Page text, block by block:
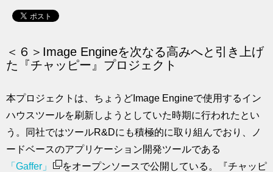
＜６＞Image Engineを次なる高みへと引き上げ
た『チャッピー』プロジェクト
本プロジェクトは、ちょうどImage Engineで使用するイン
ハウスツールを刷新しようとしていた時期に行われたとい
う。同社ではツールR&Dにも積極的に取り組んでおり、ノ
ードベースのアプリケーション開発ツールである
「Gaffer」
をオープンソースで公開している。『チャッピ